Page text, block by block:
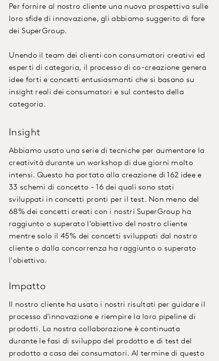
Per fornire al nostro cliente una nuova prospettiva sulle
loro sfide di innovazione, gli abbiamo suggerito di fare
dei SuperGroup.
Unendo il team dei clienti con consumatori creativi ed
esperti di categoria, il processo di co-creazione genera
idee forti e concetti entusiasmanti che si basano su
insight reali dei consumatori e sul contesto della
categoria.
Insight
Abbiamo usato una serie di tecniche per aumentare la
creatività durante un workshop di due giorni molto
intensi. Questo ha portato alla creazione di 162 idee e
33 schemi di concetto - 16 dei quali sono stati
sviluppati in concetti pronti per il test. Non meno del
68% dei concetti creati con i nostri SuperGroup ha
raggiunto o superato l'obiettivo del nostro cliente
mentre solo il 45% dei concetti sviluppati dal nostro
cliente o dalla concorrenza ha raggiunto o superato
l'obiettivo.
Impatto
Il nostro cliente ha usato i nostri risultati per guidare il
processo d'innovazione e riempire la loro pipeline di
prodotti. La nostra collaborazione è continuata
durante le fasi di sviluppo del prodotto e di test del
prodotto a casa dei consumatori. Al termine di questo